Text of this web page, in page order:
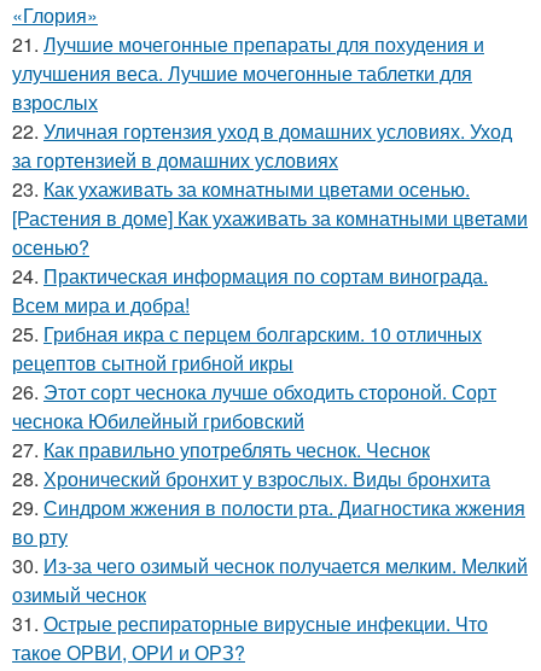
«Глория»
21. Лучшие мочегонные препараты для похудения и
улучшения веса. Лучшие мочегонные таблетки для
взрослых
22. Уличная гортензия уход в домашних условиях. Уход
за гортензией в домашних условиях
23. Как ухаживать за комнатными цветами осенью.
[Растения в доме] Как ухаживать за комнатными цветами
осенью?
24. Практическая информация по сортам винограда.
Всем мира и добра!
25. Грибная икра с перцем болгарским. 10 отличных
рецептов сытной грибной икры
26. Этот сорт чеснока лучше обходить стороной. Сорт
чеснока Юбилейный грибовский
27. Как правильно употреблять чеснок. Чеснок
28. Хронический бронхит у взрослых. Виды бронхита
29. Синдром жжения в полости рта. Диагностика жжения
во рту
30. Из-за чего озимый чеснок получается мелким. Мелкий
озимый чеснок
31. Острые респираторные вирусные инфекции. Что
такое ОРВИ, ОРИ и ОРЗ?